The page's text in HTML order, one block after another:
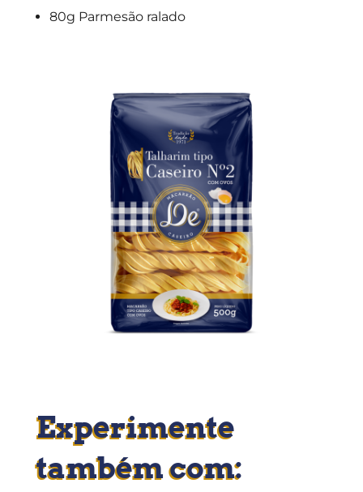
80g Parmesão ralado
Experimente
também com: